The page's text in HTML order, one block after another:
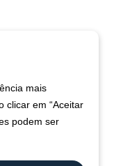
mais
clicar em “Aceitar
podem ser